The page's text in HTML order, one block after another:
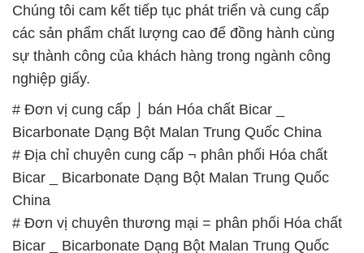
# Đơn vị cung cấp ⌡ bán Hóa chất Bicar _
Bicarbonate Dạng Bột Malan Trung Quốc China
# Địa chỉ chuyên cung cấp ¬ phân phối Hóa chất
Bicar _ Bicarbonate Dạng Bột Malan Trung Quốc
# Đơn vị chuyên thương mại = phân phối Hóa chất
Bicar _ Bicarbonate Dạng Bột Malan Trung Quốc
China
# Thương mại ♦ cung cấp Hóa chất Bicar _
Bicarbonate Dạng Bột Malan Trung Quốc China
# Công ty chuyên bán ( phân phối ) Hóa chất Bicar